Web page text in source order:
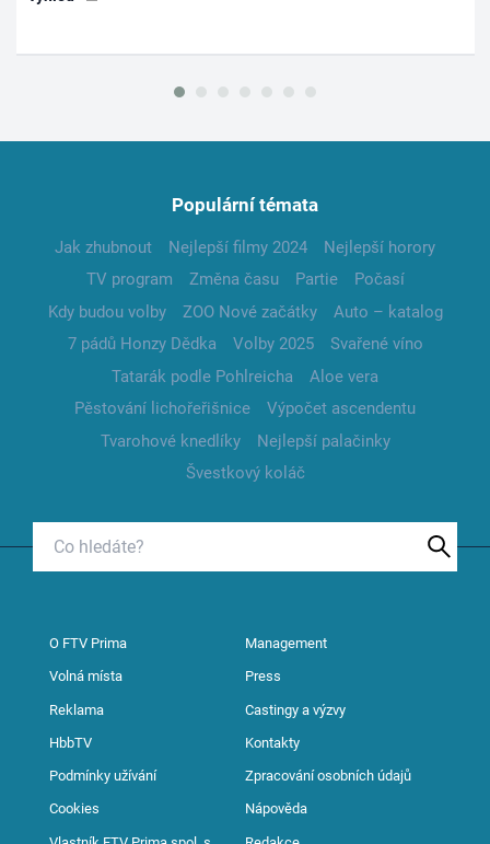
Populární témata
Jak zhubnout Nejlepší filmy 2024
Nejlepší horory
TV program
Změna času Partie
Počasí
Kdy budou volby
ZOO Nové začátky
Auto – katalog
7 pádů Honzy Dědka
Volby 2025
Svařené víno
Tatarák podle Pohlreicha
Aloe vera
Pěstování lichořeřišnice
Výpočet ascendentu
Tvarohové knedlíky
Nejlepší palačinky
Švestkový koláč
O FTV Prima Management
Volná místa Press
Reklama Castingy a výzvy
HbbTV Kontakty
Podmínky užívání Zpracování osobních údajů
Cookies Nápověda